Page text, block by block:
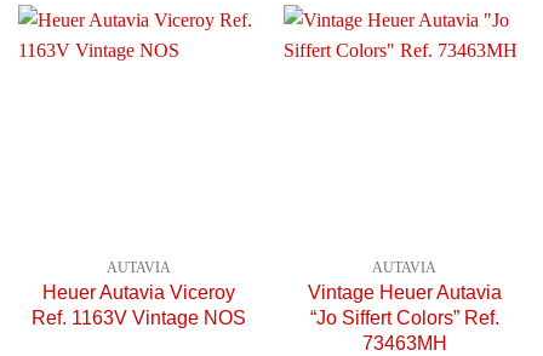
AUTAVIA
Heuer Autavia Viceroy
Ref. 1163V Vintage NOS
AUTAVIA
Vintage Heuer Autavia
“Jo Siffert Colors” Ref.
73463MH